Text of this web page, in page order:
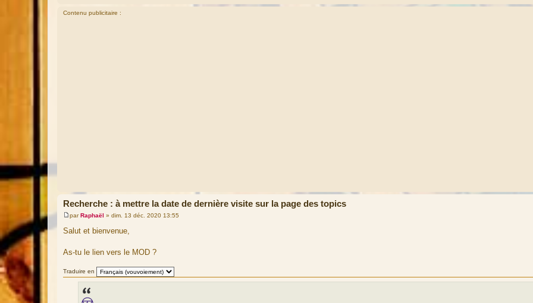
Contenu publicitaire :
Recherche : à mettre la date de dernière visite sur la page des topics
M
e
s
g
parRaphaël » dim. 13 déc. 2020 13:55
Salut et bienvenue,
As-tu le lien vers le MOD ?
Traduire en